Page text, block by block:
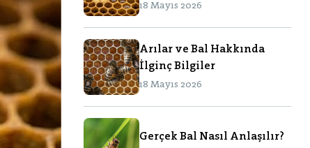
18 Mayıs 2026
Arılar ve Bal Hakkında
İlginç Bilgiler
18 Mayıs 2026
Gerçek Bal Nasıl Anlaşılır?